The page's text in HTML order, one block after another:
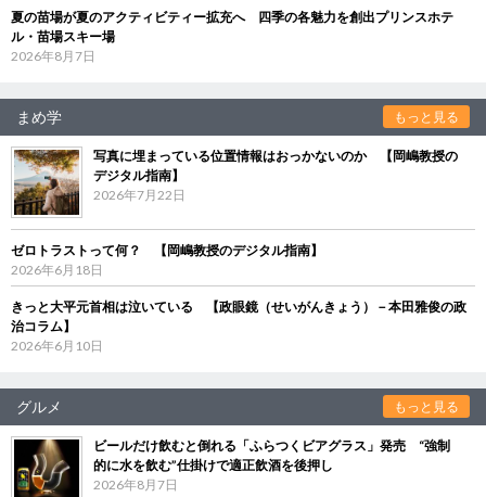
夏の苗場が夏のアクティビティー拡充へ 四季の各魅力を創出プリンスホテ
ル・苗場スキー場
2026年8月7日
まめ学 もっと見る
写真に埋まっている位置情報はおっかないのか 【岡嶋教授の
デジタル指南】
2026年7月22日
ゼロトラストって何？ 【岡嶋教授のデジタル指南】
2026年6月18日
きっと大平元首相は泣いている 【政眼鏡（せいがんきょう）－本田雅俊の政
治コラム】
2026年6月10日
グルメ もっと見る
ビールだけ飲むと倒れる「ふらつくビアグラス」発売 “強制
的に水を飲む”仕掛けで適正飲酒を後押し
2026年8月7日